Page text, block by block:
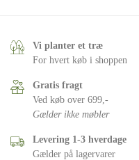
Vi planter et træ
For hvert køb i shoppen
Gratis fragt
Ved køb over 699,-
Gælder ikke møbler
Levering 1-3 hverdage
Gælder på lagervarer